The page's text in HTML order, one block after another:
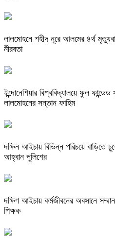
লালমোহনে শহীদ নূরে আলমের ৪র্থ
নীরবতা
ইন্দোনেশিয়ার বিশ্ববিদ্যালয়ে ফুল
লালমোহনের সন্তান ফাহিম
দক্ষিন আইচায় ‎বিভিন্ন পরিচয়ে বাড়িতে
আহ্বান পুলিশের
দক্ষিণ আইচায় কর্মজীবনের অবসানে
শিক্ষক